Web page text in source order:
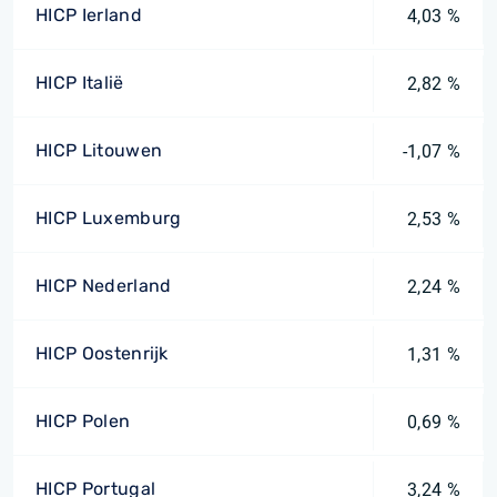
HICP Ierland 4,03 %
HICP Italië 2,82 %
HICP Litouwen -1,07 %
HICP Luxemburg 2,53 %
HICP Nederland 2,24 %
HICP Oostenrijk 1,31 %
HICP Polen 0,69 %
HICP Portugal 3,24 %